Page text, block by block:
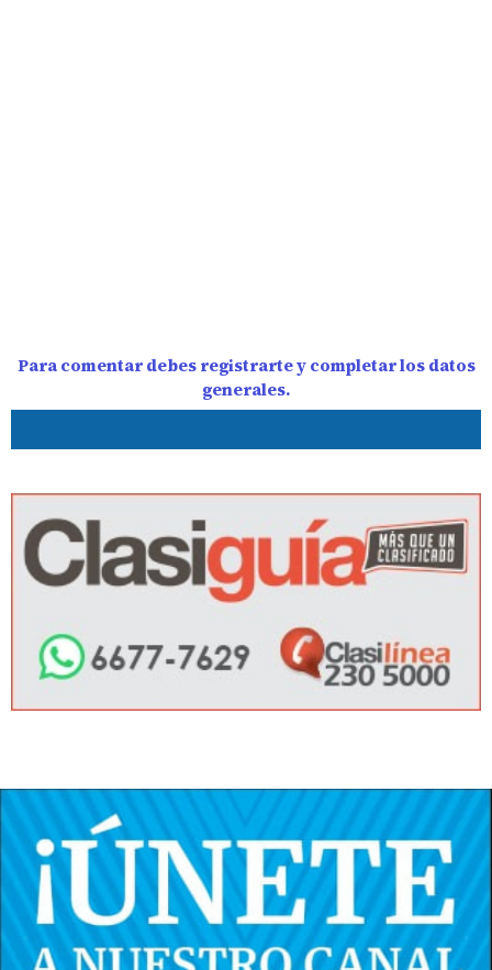
Para comentar debes registrarte y completar los datos
generales.